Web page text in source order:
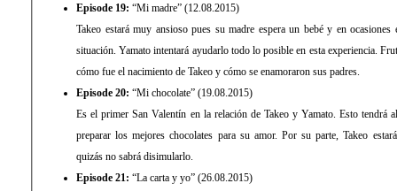
Episode 19: “Mi madre” (12.08.2015)
Takeo estará muy ansioso pues su madre espera un bebé y en ocasiones
situación. Yamato intentará ayudarlo todo lo posible en esta experiencia.
cómo fue el nacimiento de Takeo y cómo se enamoraron sus padres.
Episode 20: “Mi chocolate” (19.08.2015)
Es el primer San Valentín en la relación de Takeo y Yamato. Esto tendrá
preparar los mejores chocolates para su amor. Por su parte, Takeo
quizás no sabrá disimularlo.
Episode 21: “La carta y yo” (26.08.2015)